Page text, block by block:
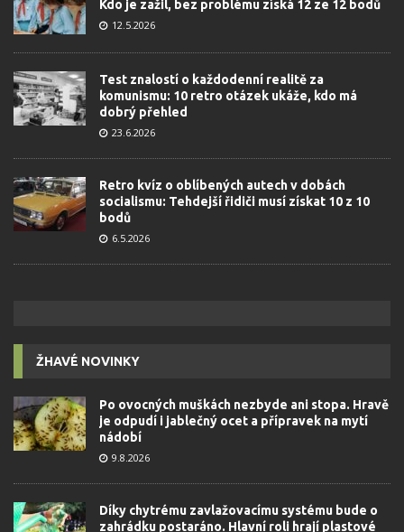
Kdo je zažil, bez problému získá 12 ze 12 bodů
12.5.2026
Test znalostí o každodenní realitě za
komunismu: 10 retro otázek ukáže, kdo má
dobrý přehled
23.6.2026
Retro kvíz o oblíbených autech v dobách
socialismu: Tehdejší řidiči musí získat 10 z 10
bodů
6.5.2026
ŽHAVÉ NOVINKY
Po ovocných muškách nezbyde ani stopa. Hravě
je odpudí i jablečný ocet a přípravek na mytí
nádobí
9.8.2026
Díky chytrému zavlažovacímu systému bude o
zahrádku postaráno. Hlavní roli hrají plastové